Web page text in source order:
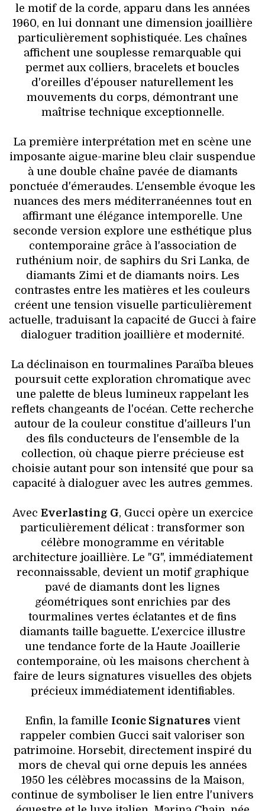
le motif de la corde, apparu dans les années
1960, en lui donnant une dimension joaillière
particulièrement sophistiquée. Les chaînes
affichent une souplesse remarquable qui
permet aux colliers, bracelets et boucles
d'oreilles d'épouser naturellement les
mouvements du corps, démontrant une
maîtrise technique exceptionnelle.
La première interprétation met en scène une
imposante aigue-marine bleu clair suspendue
à une double chaîne pavée de diamants
ponctuée d'émeraudes. L'ensemble évoque les
nuances des mers méditerranéennes tout en
affirmant une élégance intemporelle. Une
seconde version explore une esthétique plus
contemporaine grâce à l'association de
ruthénium noir, de saphirs du Sri Lanka, de
diamants Zimi et de diamants noirs. Les
contrastes entre les matières et les couleurs
créent une tension visuelle particulièrement
actuelle, traduisant la capacité de Gucci à faire
dialoguer tradition joaillière et modernité.
La déclinaison en tourmalines Paraïba bleues
poursuit cette exploration chromatique avec
une palette de bleus lumineux rappelant les
reflets changeants de l'océan. Cette recherche
autour de la couleur constitue d'ailleurs l'un
des fils conducteurs de l'ensemble de la
collection, où chaque pierre précieuse est
choisie autant pour son intensité que pour sa
capacité à dialoguer avec les autres gemmes.
Avec Everlasting G, Gucci opère un exercice
particulièrement délicat : transformer son
célèbre monogramme en véritable
architecture joaillière. Le "G", immédiatement
reconnaissable, devient un motif graphique
pavé de diamants dont les lignes
géométriques sont enrichies par des
tourmalines vertes éclatantes et de fins
diamants taille baguette. L'exercice illustre
une tendance forte de la Haute Joaillerie
contemporaine, où les maisons cherchent à
faire de leurs signatures visuelles des objets
précieux immédiatement identifiables.
Enfin, la famille Iconic Signatures vient
rappeler combien Gucci sait valoriser son
patrimoine. Horsebit, directement inspiré du
mors de cheval qui orne depuis les années
1950 les célèbres mocassins de la Maison,
continue de symboliser le lien entre l'univers